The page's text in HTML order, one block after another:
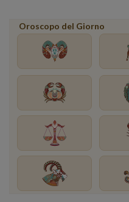
Oroscopo del Giorno